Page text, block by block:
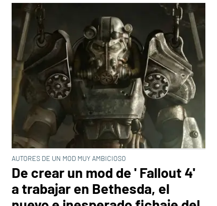
AUTORES DE UN MOD MUY AMBICIOSO
De crear un mod de ' Fallout 4'
a trabajar en Bethesda, el